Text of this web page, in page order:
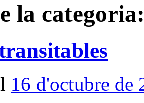
la
16 d'octubre de